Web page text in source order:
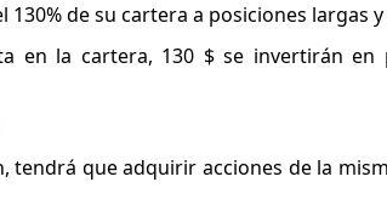
de su cartera a posiciones largas
en la cartera, 130 $ se invertirán en
tendrá que adquirir acciones de la